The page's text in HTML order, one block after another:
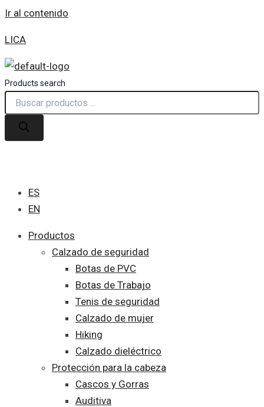
Ir al contenido
LICA
Products search
ES
EN
Productos
Calzado de seguridad
Botas de PVC
Botas de Trabajo
Tenis de seguridad
Calzado de mujer
Hiking
Calzado dieléctrico
Protección para la cabeza
Cascos y Gorras
Auditiva